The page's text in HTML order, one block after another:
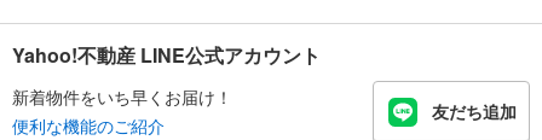
Yahoo!不動産 LINE公式アカウント
新着物件をいち早くお届け！
便利な機能のご紹介
友だち追加